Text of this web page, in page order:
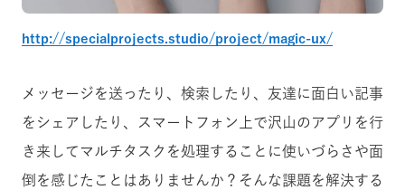
http://specialprojects.studio/project/magic-ux/
メッセージを送ったり、検索したり、友達に面白い記事
をシェアしたり、スマートフォン上で沢山のアプリを行
き来してマルチタスクを処理することに使いづらさや面
倒を感じたことはありませんか？そんな課題を解決する